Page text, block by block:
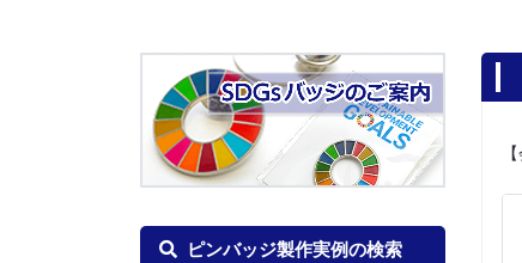
ピンバッジ製作実例の検索